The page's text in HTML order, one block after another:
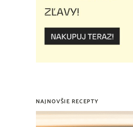
NAJNOVŠIE RECEPTY